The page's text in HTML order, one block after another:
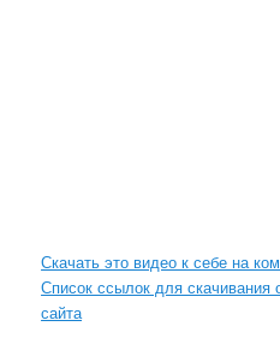
Скачать это видео к себе на
Список ссылок для скачивания
сайта